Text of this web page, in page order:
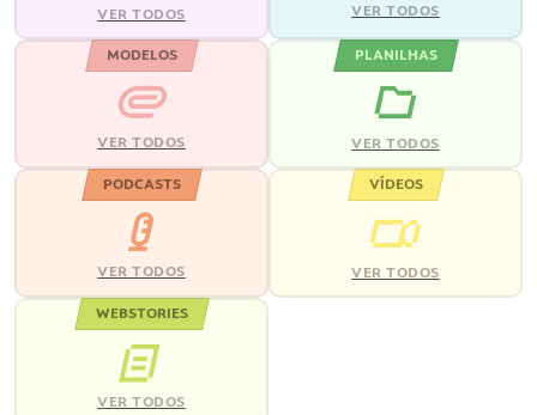
VER TODOS VER TODOS
MODELOS
VER TODOS
PLANILHAS
VER TODOS
PODCASTS
VER TODOS
VÍDEOS
VER TODOS
WEBSTORIES
VER TODOS